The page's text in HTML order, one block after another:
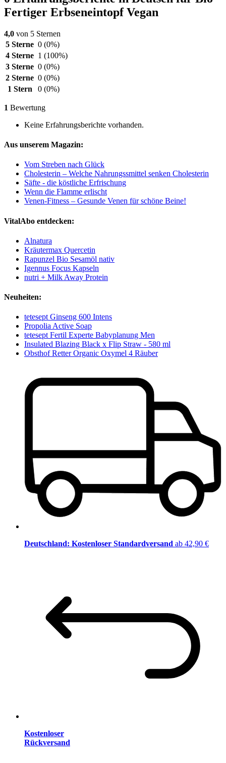
Fertiger Erbseneintopf Vegan
4,0 von 5 Sternen
5 Sterne 0 (0%)
4 Sterne 1 (100%)
3 Sterne 0 (0%)
2 Sterne 0 (0%)
1 Stern
0 (0%)
1 Bewertung
Keine Erfahrungsberichte vorhanden.
Aus unserem Magazin:
Vom Streben nach Glück
Cholesterin – Welche Nahrungssmittel senken Cholesterin
Säfte - die köstliche Erfrischung
Wenn die Flamme erlischt
Venen-Fitness – Gesunde Venen für schöne Beine!
VitalAbo entdecken:
Alnatura
Kräutermax Quercetin
Rapunzel Bio Sesamöl nativ
Igennus Focus Kapseln
nutri + Milk Away Protein
Neuheiten:
tetesept Ginseng 600 Intens
Propolia Active Soap
tetesept Fertil Experte Babyplanung Men
Insulated Blazing Black x Flip Straw - 580 ml
Obsthof Retter Organic Oxymel 4 Räuber
Deutschland: Kostenloser Standardversand ab 42,90 €
Kostenloser
Rückversand